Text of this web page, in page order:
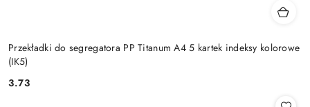
Przekładki do segregatora PP Titanum A4 5 kartek indeksy kolorowe
(IK5)
Cena:
3.73